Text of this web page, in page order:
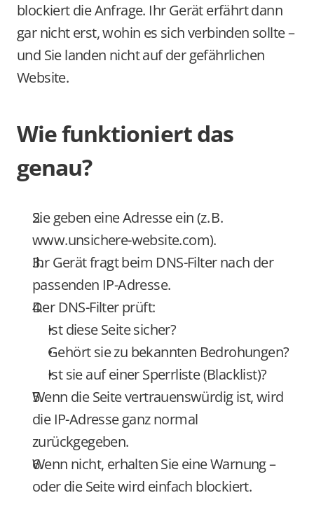
blockiert die Anfrage. Ihr Gerät erfährt dann
gar nicht erst, wohin es sich verbinden sollte –
und Sie landen nicht auf der gefährlichen
Website.
Wie funktioniert das
genau?
www.unsichere-website.com).
Ihr Gerät fragt beim DNS-Filter nach der
passenden IP-Adresse.
Der DNS-Filter prüft:
Ist diese Seite sicher?
Gehört sie zu bekannten Bedrohungen?
Ist sie auf einer Sperrliste (Blacklist)?
Wenn die Seite vertrauenswürdig ist, wird
die IP-Adresse ganz normal
zurückgegeben.
Wenn nicht, erhalten Sie eine Warnung –
oder die Seite wird einfach blockiert.